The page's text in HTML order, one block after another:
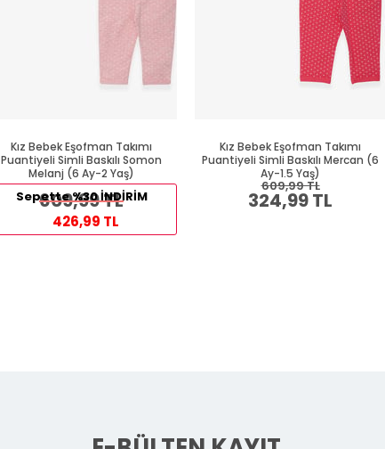
Kız Bebek Eşofman Takımı
Puantiyeli Simli Baskılı Somon
Melanj (6 Ay-2 Yaş)
609,99 TL
Sepette %30 İNDİRİM
426,99 TL
Kız Bebek Eşofman Takımı
Puantiyeli Simli Baskılı Mercan (6
Ay-1.5 Yaş)
324,99 TL
609,99 TL